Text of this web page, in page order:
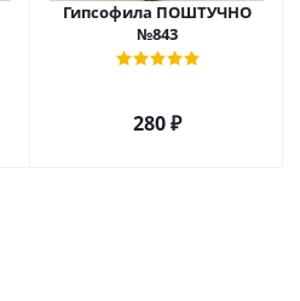
Гипсофила ПОШТУЧНО
№843
280₽